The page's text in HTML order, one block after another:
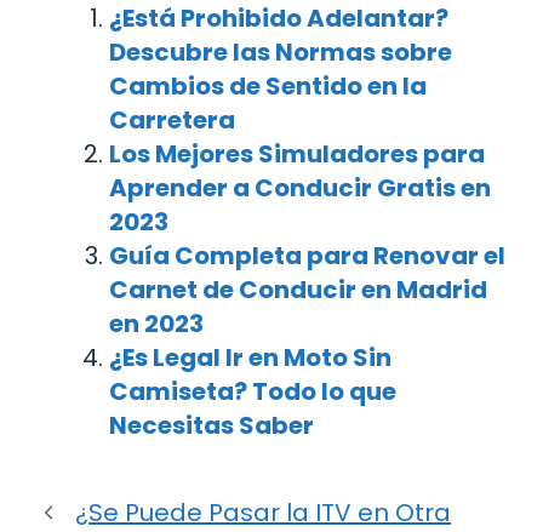
¿Está Prohibido Adelantar?
Descubre las Normas sobre
Cambios de Sentido en la
Carretera
Los Mejores Simuladores para
Aprender a Conducir Gratis en
2023
Guía Completa para Renovar el
Carnet de Conducir en Madrid
en 2023
¿Es Legal Ir en Moto Sin
Camiseta? Todo lo que
Necesitas Saber
¿Se Puede Pasar la ITV en Otra